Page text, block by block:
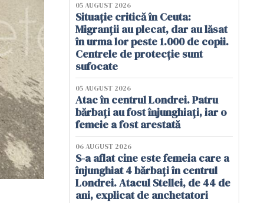
05 AUGUST 2026
Situație critică în Ceuta:
Migranții au plecat, dar au lăsat
în urma lor peste 1.000 de copii.
Centrele de protecție sunt
sufocate
05 AUGUST 2026
Atac în centrul Londrei. Patru
bărbați au fost înjunghiați, iar o
femeie a fost arestată
06 AUGUST 2026
S-a aflat cine este femeia care a
înjunghiat 4 bărbați în centrul
Londrei. Atacul Stellei, de 44 de
ani, explicat de anchetatori